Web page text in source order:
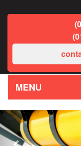
MENU
Previous